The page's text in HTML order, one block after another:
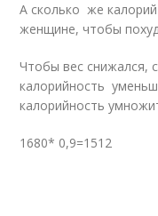
А сколько же
женщине, чтобы
Чтобы вес снижался,
калорийность
калорийность
1680* 0,9=1512